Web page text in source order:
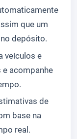
que um
depósito.
veículos e
acompanhe
de
base na
real.